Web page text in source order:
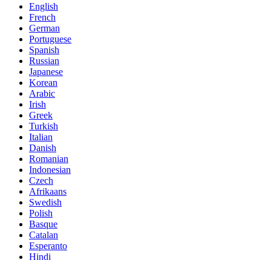
English
French
German
Portuguese
Spanish
Russian
Japanese
Korean
Arabic
Irish
Greek
Turkish
Italian
Danish
Romanian
Indonesian
Czech
Afrikaans
Swedish
Polish
Basque
Catalan
Esperanto
Hindi